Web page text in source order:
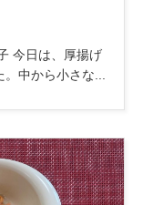
今日は、厚揚げ
中から小さな...